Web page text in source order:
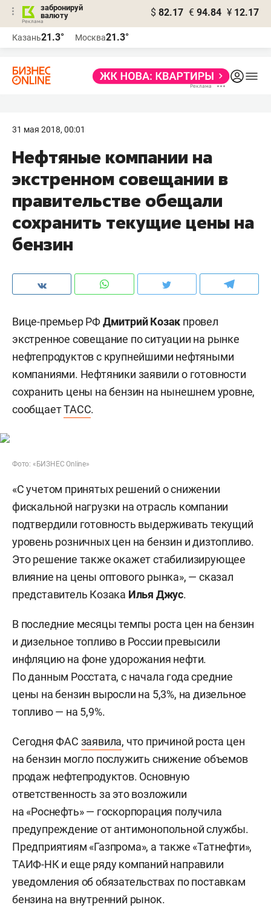
забронируй
валюту
$ 82.17 € 94.84 ¥ 12.17
Казань21.3° Москва21.3°
31 мая 2018, 00:01
Нефтяные компании на
экстренном совещании в
правительстве обещали
сохранить текущие цены на
бензин
Вице-премьер РФДмитрий Козак провел
экстренное совещание по ситуации на рынке
нефтепродуктов с крупнейшими нефтяными
компаниями. Нефтяники заявили о готовности
сохранить цены на бензин на нынешнем уровне,
сообщаетТАСС.
Фото: «БИЗНЕС Online»
«С учетом принятых решений о снижении
фискальной нагрузки на отрасль компании
подтвердили готовность выдерживать текущий
уровень розничных цен на бензин и дизтопливо.
Это решение также окажет стабилизирующее
влияние на цены оптового рынка», — сказал
представитель Козака Илья Джус.
В последние месяцы темпы роста цен на бензин
и дизельное топливо в России превысили
инфляцию на фоне удорожания нефти.
По данным Росстата, с начала года средние
цены на бензин выросли на 5,3%, на дизельное
топливо — на 5,9%.
Сегодня ФАС заявила, что причиной роста цен
на бензин могло послужить снижение объемов
продаж нефтепродуктов. Основную
ответственность за это возложили
на «Роснефть» — госкорпорация получила
предупреждение от антимонопольной службы.
Предприятиям «Газпрома», а также «Татнефти»,
ТАИФ-НК и еще ряду компаний направили
уведомления об обязательствах по поставкам
бензина на внутренний рынок.